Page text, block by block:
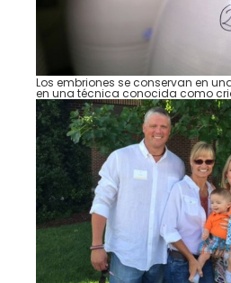
Los embriones se conservan en
en una técnica conocida como